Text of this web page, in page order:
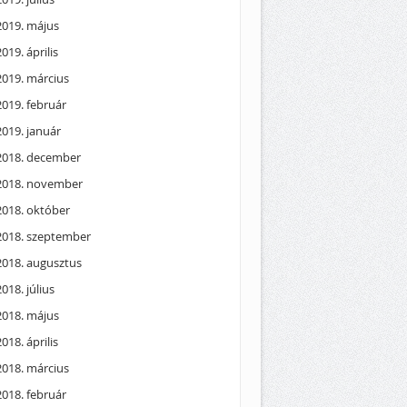
május
április
március
február
január
december
november
október
szeptember
augusztus
július
május
április
március
február